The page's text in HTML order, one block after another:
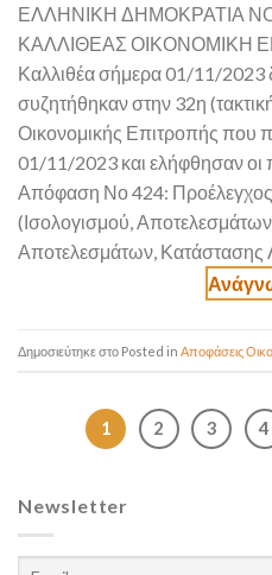
ΕΛΛΗΝΙΚΗ ΔΗΜΟΚΡΑΤΙΑ
ΚΑΛΛΙΘΕΑΣ ΟΙΚΟΝΟΜΙΚΗ
Καλλιθέα σήμερα 01/11/2023
συζητήθηκαν στην 32η
Οικονομικής Επιτροπής που
01/11/2023 και ελήφθησαν
Απόφαση Νο 424:
(Ισολογισμού,
Αποτελεσμάτων, Κατάστασης
Posted in Αποφάσεις
1 2 3 4
Newsletter